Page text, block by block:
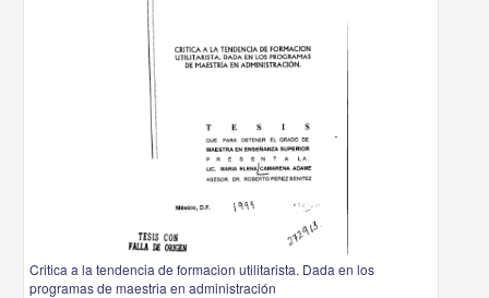
Critica a la tendencia de formacion utilitarista. Dada en los
programas de maestria en administración